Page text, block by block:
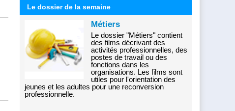
Le dossier de la semaine
Métiers
Le dossier "Métiers" contient
des films décrivant des
activités professionnelles, des
postes de travail ou des
fonctions dans les
organisations. Les films sont
utiles pour l'orientation des
jeunes et les adultes pour une reconversion
professionnelle.